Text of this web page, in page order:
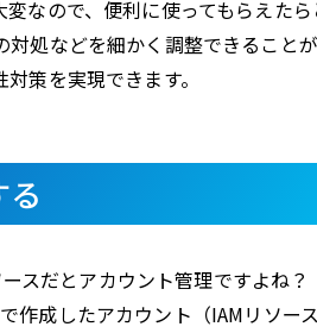
なので、便利に使ってもらえたら
処などを細かく調整できること
策を実現できます。
スだとアカウント管理ですよね？
成したアカウント（IAMリソー